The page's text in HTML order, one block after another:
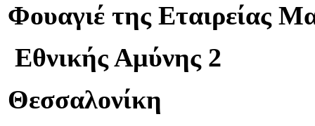
Φουαγιέ της Εταιρείας
Εθνικής Αμύνης 2
Θεσσαλονίκη